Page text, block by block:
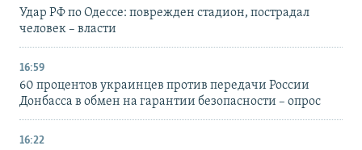
Удар РФ по Одессе: поврежден стадион, пострадал
человек – власти
16:59
60 процентов украинцев против передачи России
Донбасса в обмен на гарантии безопасности – опрос
16:22